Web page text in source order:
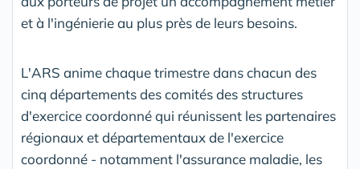
et à l'ingénierie au plus près de leurs besoins.
L'ARS anime chaque trimestre dans chacun des
cinq départements des comités des structures
d'exercice coordonné qui réunissent les partenaires
régionaux et départementaux de l'exercice
coordonné - notamment l'assurance maladie, les